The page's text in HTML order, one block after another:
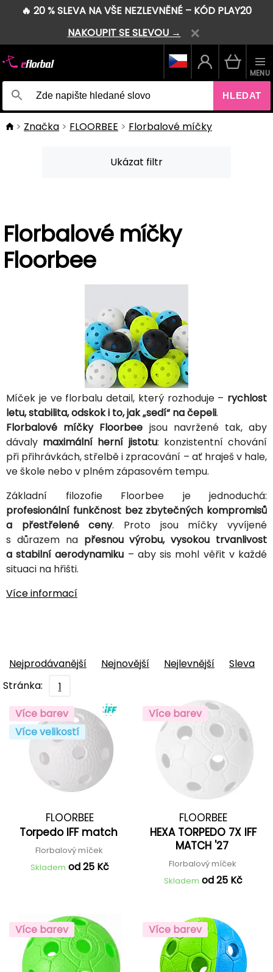
🔥 20 % SLEVA NA VŠE NEZLEVNĚNÉ – KÓD PLAY20
NAKOUPIT SE SLEVOU →
HLEDAT
MENU
Značka FLOORBEE Florbalové míčky
Ukázat filtr
Florbalové míčky
Floorbee
Míček je ve florbalu detail, který rozhoduje – rychlost
letu, stabilita, odskok i to, jak „sedí“ na čepeli.
Florbalové míčky Floorbee jsou navržené tak, aby
dávaly maximální herní jistotu: konzistentní chování
při přihrávkách, střelbě i zpracování – ať hraješ v hale,
ve škole nebo v plném zápasovém tempu.
Základní filozofie Floorbee je jednoduchá:
profesionální funkčnost bez zbytečných kompromisů
a přestřelené ceny. Proto jsou míčky vyvíjené
s důrazem na přesnou výrobu, vysokou trvanlivost
a stabilní aerodynamiku – aby sis mohl věřit v každé
situaci na hřišti.
Více informací
Nejprodávanější Nejnovější Nejlevnější
Sleva
Stránka:
1
Více barev
Více velikostí
FLOORBEE
Torpedo IFF match
Florbalový míček
Skladem od 25 Kč
Více barev
FLOORBEE
HEXA TORPEDO 7X IFF
MATCH '27
Florbalový míček
Skladem od 25 Kč
Více barev Více barev